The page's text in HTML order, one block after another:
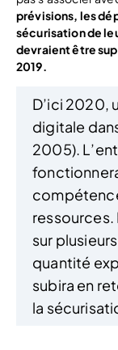
prévisions, les
sécurisation de
devraient être
2019.
D’ici 2020,
digitale
2005).
ressources.
sur
quantité
subira en
la